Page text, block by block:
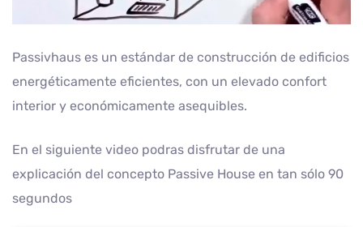
Passivhaus es un estándar de construcción de edificios
energéticamente eficientes, con un elevado confort
interior y económicamente asequibles.
En el siguiente video podras disfrutar de una
explicación del concepto Passive House en tan sólo 90
segundos